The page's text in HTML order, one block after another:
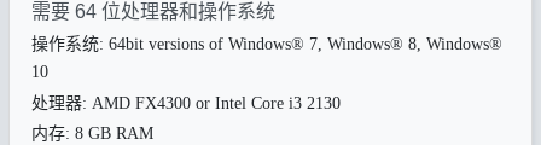
需要 64 位处理器和操作系统
操作系统: 64bit versions of Windows® 7, Windows® 8, Windows®
10
处理器: AMD FX4300 or Intel Core i3 2130
内存: 8 GB RAM